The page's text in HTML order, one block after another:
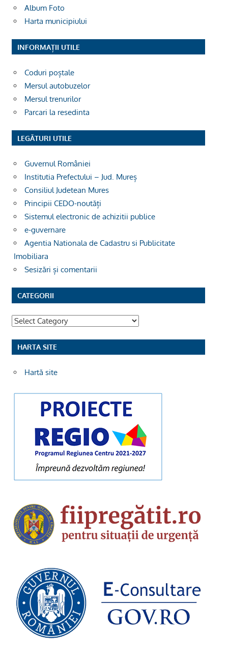
Album Foto
Harta municipiului
INFORMAȚII UTILE
Coduri poștale
Mersul autobuzelor
Mersul trenurilor
Parcari la resedinta
LEGĂTURI UTILE
Guvernul României
Institutia Prefectului – Jud. Mureș
Consiliul Judetean Mures
Principii CEDO-noutăți
Sistemul electronic de achizitii publice
e-guvernare
Agentia Nationala de Cadastru si Publicitate
Imobiliara
Sesizări și comentarii
CATEGORII
Categorii
HARTA SITE
Hartă site